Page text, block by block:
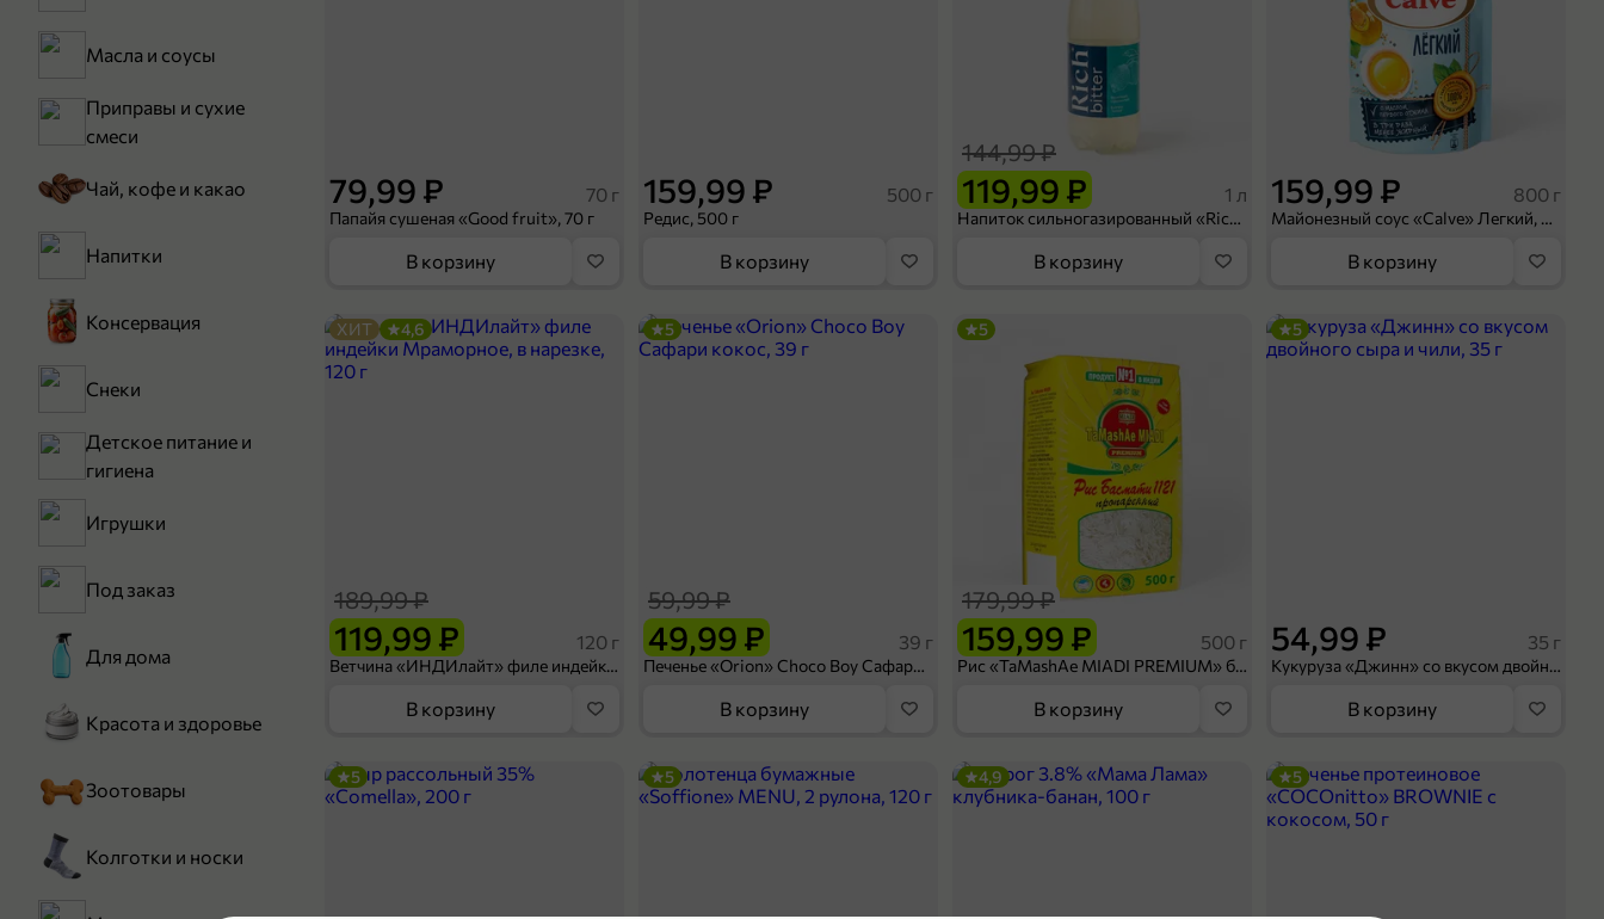
Масла и соусы
Приправы и сухие
смеси
Чай, кофе и какао
Напитки
Консервация
Снеки
Детское питание и
гигиена
Игрушки
Под заказ
Для дома
Красота и здоровье
Зоотовары
Колготки и носки
79,99 ₽ 70 г
Папайя сушеная «Good fruit», 70 г
В корзину
159,99 ₽ 500 г
Редис, 500 г
В корзину
119,99 ₽
144,99 ₽
1 л
Напиток сильногазированный «Rich» Биттер Лемон, 1 л
В корзину
159,99 ₽ 800 г
Майонезный соус «Calve» Легкий, 800 г
В корзину
119,99 ₽
189,99 ₽
120 г
Ветчина «ИНДИлайт» филе индейки Мраморное, в нарезке, 120 г
ХИТ 4,6
В корзину
49,99 ₽
59,99 ₽
39 г
Печенье «Orion» Choco Boy Сафари кокос, 39 г
5
В корзину
159,99 ₽
179,99 ₽
500 г
Рис «TaMashAe MIADI PREMIUM» басмати пропаренный, 500 г
5
В корзину
54,99 ₽ 35 г
Кукуруза «Джинн» со вкусом двойного сыра и чили, 35 г
5
В корзину
5 5 4,9 5